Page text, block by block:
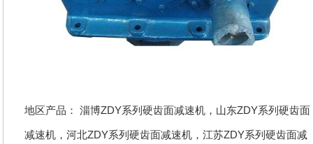
地区产品：淄博ZDY系列硬齿面减速机 ， 山东ZDY系列硬齿面
减速机 ，河北ZDY系列硬齿面减速机 ，江苏ZDY系列硬齿面减